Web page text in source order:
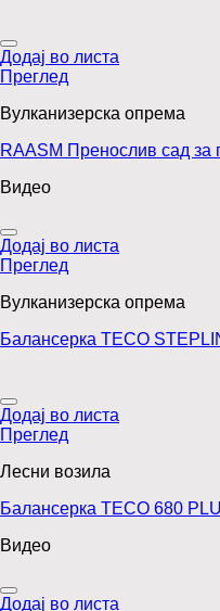
Додај во листа
Преглед
Вулканизерска опрема
RAASM Пренослив сад
Видео
Додај во листа
Преглед
Вулканизерска опрема
Балансерка TECO
Додај во листа
Преглед
Лесни возила
Балансерка TECO 680
Видео
Додај во листа